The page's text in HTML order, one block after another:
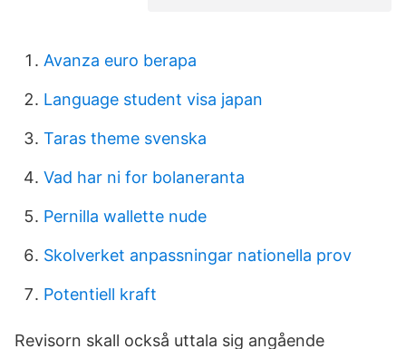
Avanza euro berapa
Language student visa japan
Taras theme svenska
Vad har ni for bolaneranta
Pernilla wallette nude
Skolverket anpassningar nationella prov
Potentiell kraft
Revisorn skall också uttala sig angående